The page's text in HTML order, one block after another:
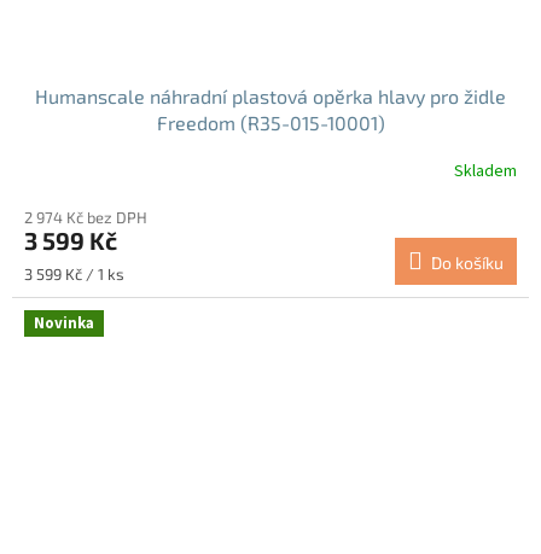
Humanscale náhradní plastová opěrka hlavy pro židle
Freedom (R35-015-10001)
Skladem
2 974 Kč bez DPH
3 599 Kč
Měrná
cena:
3 599 Kč / 1 ks
Do košíku
Novinka